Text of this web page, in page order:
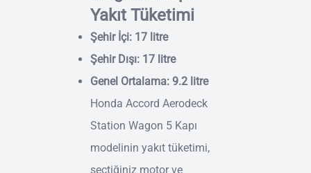
Yakıt Tüketimi
Şehir İçi: 17 litre
Şehir Dışı: 17 litre
Genel Ortalama: 9.2 litre
Honda Accord Aerodeck
Station Wagon 5 Kapı
modelinin yakıt tüketimi,
seçtiğiniz motor ve